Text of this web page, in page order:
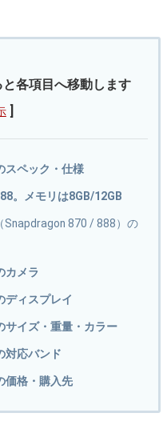
各項目へ移動します
スペック・仕様
。メモリは8GB/12GB
Snapdragon 870 / 888）の
カメラ
ディスプレイ
イズ・重量・カラー
対応バンド
価格・購入先